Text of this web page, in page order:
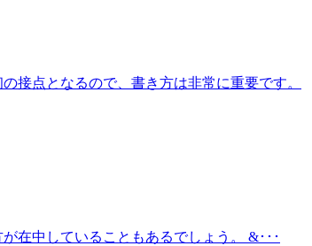
接点となるので、書き方は非常に重要です。
在中していることもあるでしょう。 &･･･